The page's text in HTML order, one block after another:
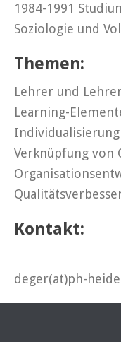
1984-1991
Soziologie und
Themen:
Lehrer und
Learning-
Verknüpfung von
Kontakt:
deger(at)ph-